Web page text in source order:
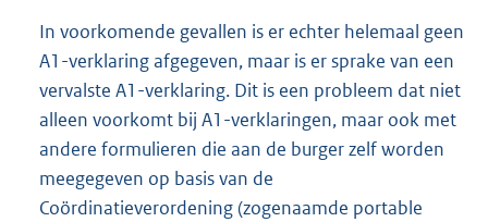
In voorkomende gevallen is er echter helemaal geen
A1-verklaring afgegeven, maar is er sprake van een
vervalste A1-verklaring. Dit is een probleem dat niet
alleen voorkomt bij A1-verklaringen, maar ook met
andere formulieren die aan de burger zelf worden
meegegeven op basis van de
Coördinatieverordening (zogenaamde portable